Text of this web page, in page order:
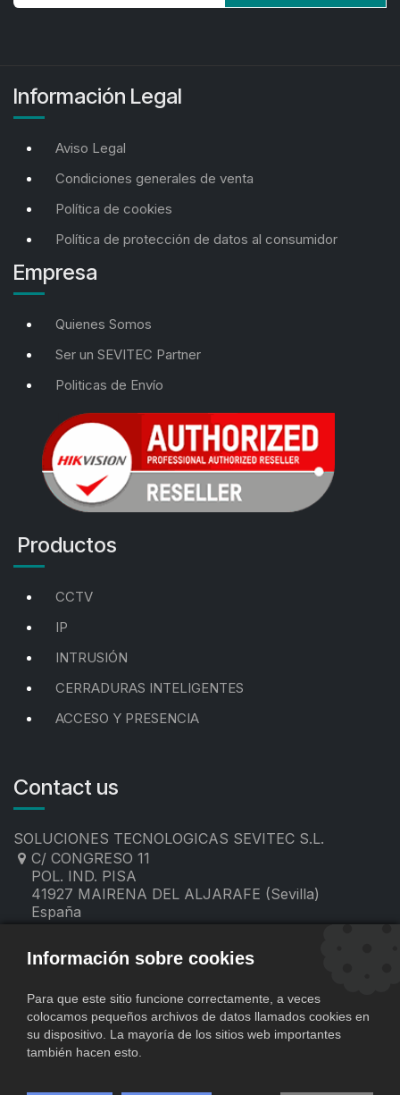
Información Legal
Aviso Legal
Condiciones generales de venta
Política de cookies
Política de protección de datos al consumidor
Empresa
Quienes Somos
Ser un SEVITEC Partner
Politicas de Envío
Productos
CCTV
IP
INTRUSIÓN
CERRADURAS INTELIGENTES
ACCESO Y PRESENCIA
Contact us
SOLUCIONES TECNOLOGICAS SEVITEC S.L.
C/ CONGRESO 11
POL. IND. PISA
41927 MAIRENA DEL ALJARAFE (Sevilla)
España
contacto@sevitec.es
Información sobre cookies
Para que este sitio funcione correctamente, a veces
colocamos pequeños archivos de datos llamados cookies en
su dispositivo. La mayoría de los sitios web importantes
también hacen esto.